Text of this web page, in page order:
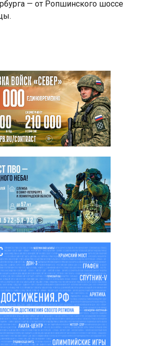
— от Ропшинского шоссе